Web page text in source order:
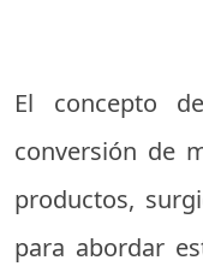
El concepto
conversión de
productos,
para abordar